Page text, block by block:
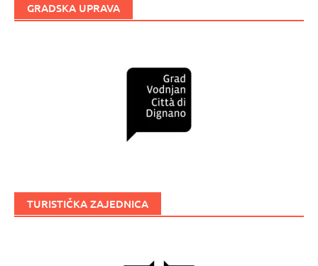
GRADSKA UPRAVA
TURISTIČKA ZAJEDNICA